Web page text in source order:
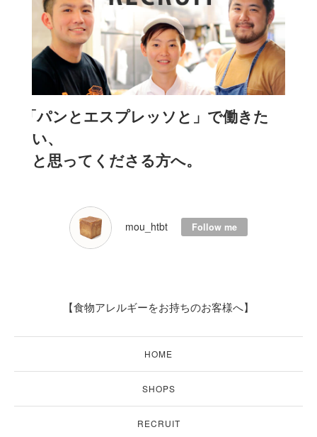
「パンとエスプレッソと」で働きた
い、
と思ってくださる方へ。
mou_htbt Follow me
【食物アレルギーをお持ちのお客様へ】
HOME
SHOPS
RECRUIT